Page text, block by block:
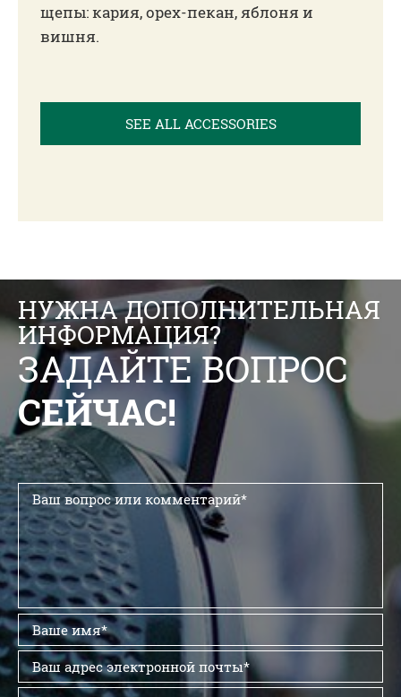
щепы: кария, орех-пекан, яблоня и
вишня.
SEE ALL ACCESSORIES
НУЖНА ДОПОЛНИТЕЛЬНАЯ
ИНФОРМАЦИЯ?
ЗАДАЙТЕ ВОПРОС
СЕЙЧАС!